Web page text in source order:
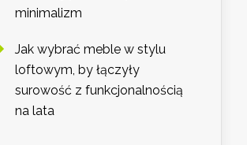
minimalizm
Jak wybrać meble w stylu
loftowym, by łączyły
surowość z funkcjonalnością
na lata